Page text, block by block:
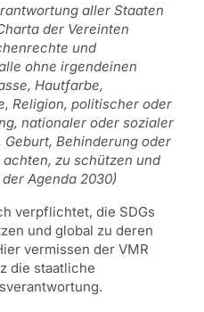
aller Staaten
der Vereinten
und
ohne irgendeinen
Hautfarbe,
Religion, politischer oder
nationaler oder sozialer
Geburt, Behinderung oder
zu schützen und
Agenda 2030)
verpflichtet, die SDGs
und global zu deren
vermissen der VMR
die staatliche